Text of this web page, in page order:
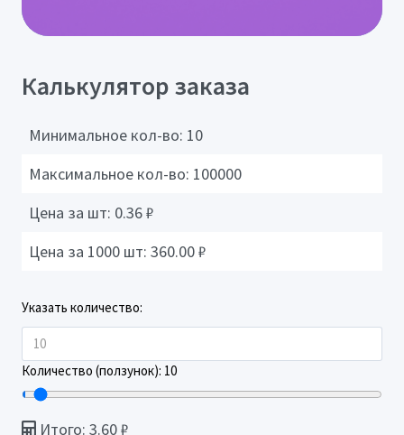
Калькулятор заказа
Минимальное кол-во: 10
Максимальное кол-во: 100000
Цена за шт: 0.36₽
Цена за 1000 шт: 360.00₽
Указать количество:
Количество (ползунок): 10
Итого: 3.60₽